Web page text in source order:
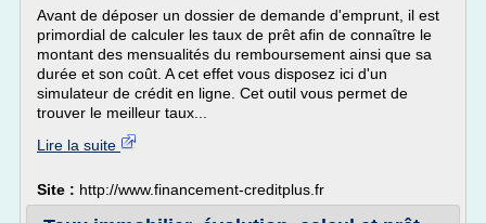
Avant de déposer un dossier de demande d'emprunt, il est
primordial de calculer les taux de prêt afin de connaître le
montant des mensualités du remboursement ainsi que sa
durée et son coût. A cet effet vous disposez ici d'un
simulateur de crédit en ligne. Cet outil vous permet de
trouver le meilleur taux...
Lire la suite
Site : http://www.financement-creditplus.fr